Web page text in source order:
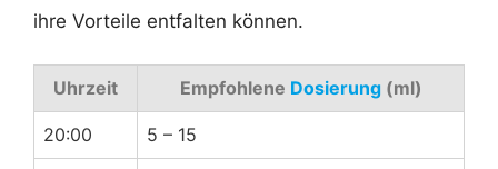
ihre Vorteile entfalten können.
Uhrzeit Empfohlene Dosierung(ml)
20:00 5 – 15